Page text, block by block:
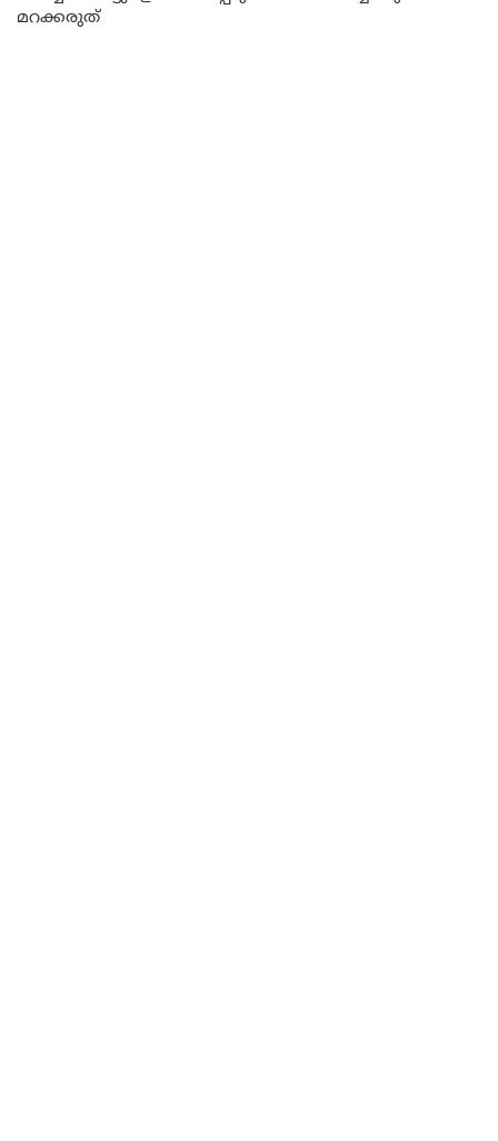
മറക്കരുത്